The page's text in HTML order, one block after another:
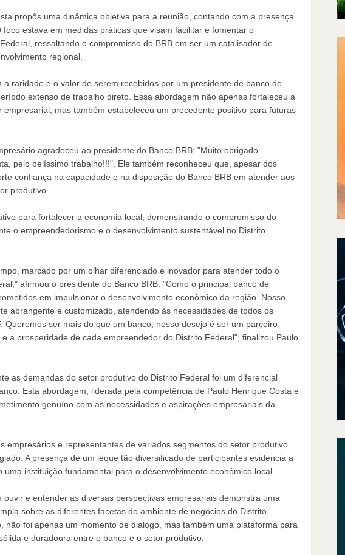
propôs uma dinâmica objetiva para a reunião, contando com a presença
estava em medidas práticas que visam facilitar e fomentar o
ressaltando o compromisso do BRB em ser um catalisador de
regional.
raridade e o valor de serem recebidos por um presidente de banco de
extenso de trabalho direto. Essa abordagem não apenas fortaleceu a
mas também estabeleceu um precedente positivo para futuras
agradeceu ao presidente do Banco BRB: "Muito obrigado
pelo belíssimo trabalho!!!". Ele também reconheceu que, apesar dos
confiança na capacidade e na disposição do Banco BRB em atender aos
produtivo.
para fortalecer a economia local, demonstrando o compromisso do
o empreendedorismo e o desenvolvimento sustentável no Distrito
marcado por um olhar diferenciado e inovador para atender todo o
afirmou o presidente do Banco BRB. "Como o principal banco de
em impulsionar o desenvolvimento econômico da região. Nosso
abrangente e customizado, atendendo às necessidades de todos os
Queremos ser mais do que um banco; nosso desejo é ser um parceiro
a prosperidade de cada empreendedor do Distrito Federal", finalizou Paulo
as demandas do setor produtivo do Distrito Federal foi um diferencial
Esta abordagem, liderada pela competência de Paulo Henrique Costa e
genuíno com as necessidades e aspirações empresariais da
empresários e representantes de variados segmentos do setor produtivo
A presença de um leque tão diversificado de participantes evidencia a
uma instituição fundamental para o desenvolvimento econômico local.
ouvir e entender as diversas perspectivas empresariais demonstra uma
sobre as diferentes facetas do ambiente de negócios do Distrito
não foi apenas um momento de diálogo, mas também uma plataforma para
e duradoura entre o banco e o setor produtivo.